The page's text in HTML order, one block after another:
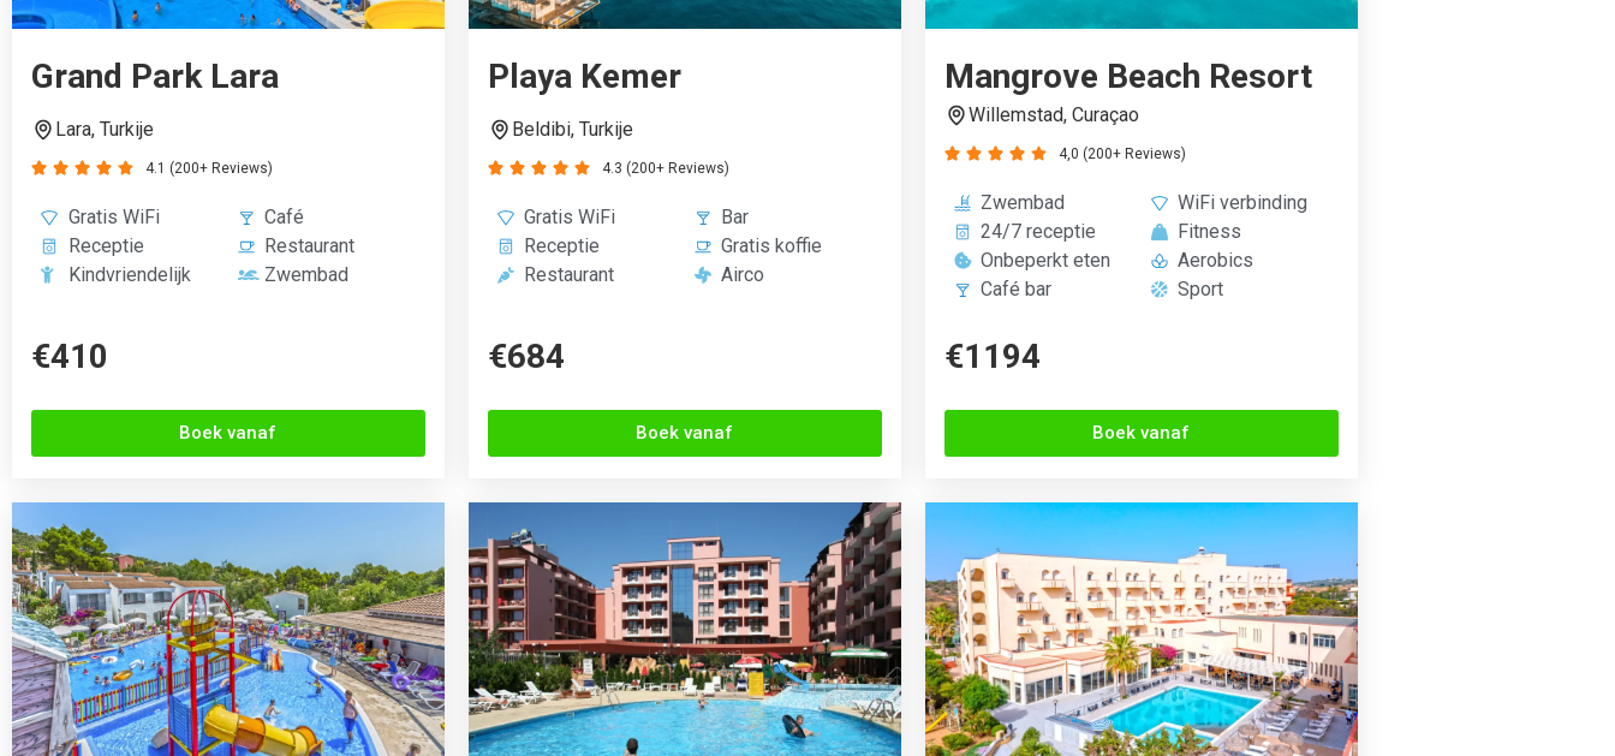
Grand Park Lara
Lara, Turkije
4.1 (200+ Reviews)
    
Gratis WiFi
Café
Receptie
Restaurant
Kindvriendelijk
Zwembad
Playa Kemer
Beldibi, Turkije
4.3 (200+ Reviews)
    
Gratis WiFi
Bar
Receptie
Gratis koffie
Restaurant
Airco
Mangrove Beach Resort
Willemstad, Curaçao
4,0 (200+ Reviews)
    
Zwembad
WiFi verbinding
24/7 receptie
Fitness
Onbeperkt eten
Aerobics
Café bar
Sport